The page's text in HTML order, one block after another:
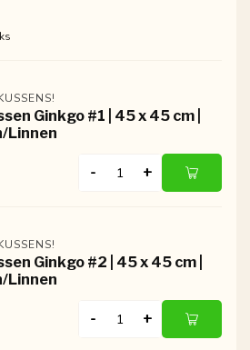
Ginkgo #1 | 45 x 45 cm |
Linnen
- +
Ginkgo #2 | 45 x 45 cm |
Linnen
- +